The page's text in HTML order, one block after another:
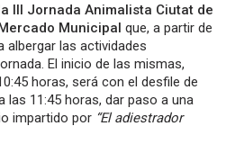
III Jornada Animalista Ciutat de
Municipal que, a partir de
albergar las actividades
El inicio de las mismas,
horas, será con el desfile de
las 11:45 horas, dar paso a una
impartido por “El adiestrador